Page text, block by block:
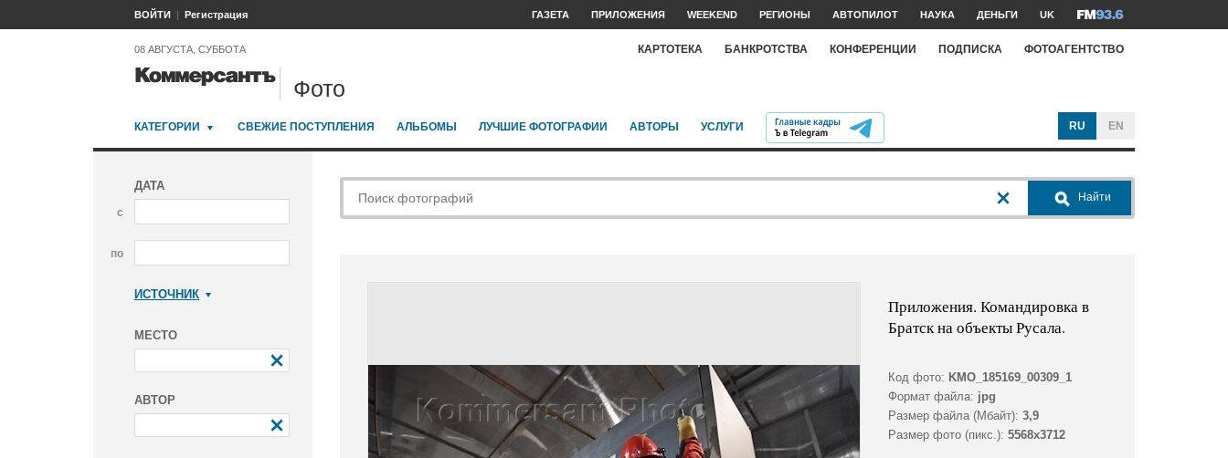
ВОЙТИ Регистрация ГАЗЕТА ПРИЛОЖЕНИЯ WEEKEND РЕГИОНЫ АВТОПИЛОТ НАУКА ДЕНЬГИ UK
08 АВГУСТА, СУББОТА КАРТОТЕКА БАНКРОТСТВА КОНФЕРЕНЦИИ ПОДПИСКА ФОТОАГЕНТСТВО
Фото
КАТЕГОРИИ СВЕЖИЕ ПОСТУПЛЕНИЯ АЛЬБОМЫ ЛУЧШИЕ ФОТОГРАФИИ АВТОРЫ УСЛУГИ RU EN
ДАТА
с
по
ИСТОЧНИК
МЕСТО
АВТОР
Найти
Приложения. Командировка в
Братск на объекты Русала.
Код фото: KMO_185169_00309_1
Формат файла: jpg
Размер файла (Мбайт): 3,9
Размер фото (пикс.): 5568x3712